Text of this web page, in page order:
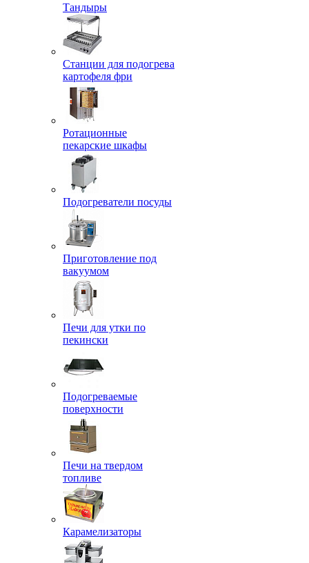
Тандыры
Станции для подогрева
картофеля фри
Ротационные
пекарские шкафы
Подогреватели посуды
Приготовление под
вакуумом
Печи для утки по
пекински
Подогреваемые
поверхности
Печи на твердом
топливе
Карамелизаторы